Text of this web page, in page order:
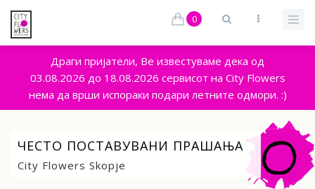
0
Драги пријатели, Ве известуваме дека од
03.08.2026 до 18.08.2026 сервисот на City Flowers
нема да врши испораки подари летните одмори. :)
ЧЕСТО ПОСТАВУВАНИ ПРАШАЊА
City Flowers Skopje